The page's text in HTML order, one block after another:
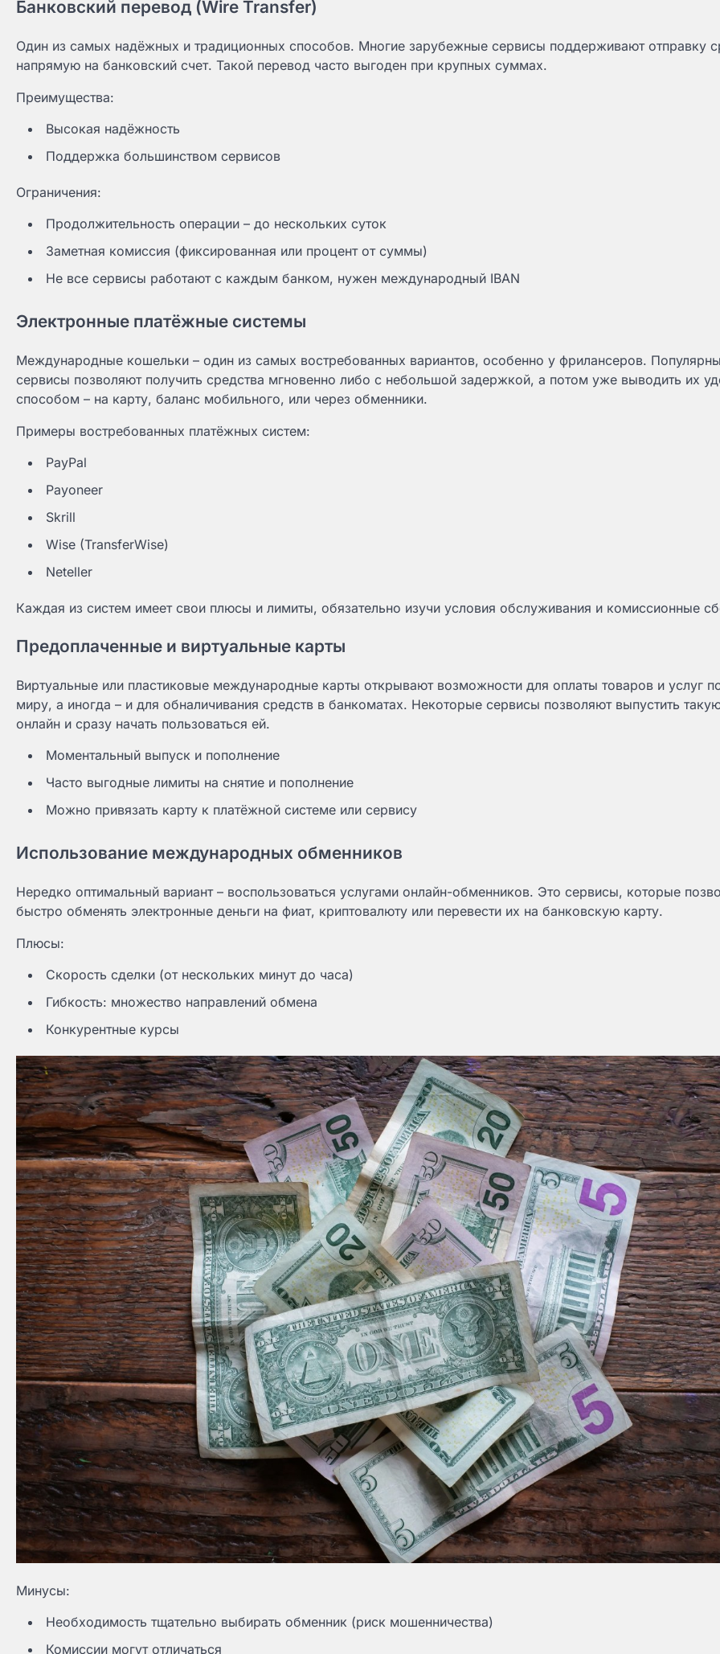
Банковский перевод (Wire Transfer)
Один из самых надёжных и традиционных способов. Многие зарубежные сервисы поддерживают отправку
напрямую на банковский счет. Такой перевод часто выгоден при крупных суммах.
Преимущества:
Высокая надёжность
Поддержка большинством сервисов
Ограничения:
Продолжительность операции – до нескольких суток
Заметная комиссия (фиксированная или процент от суммы)
Не все сервисы работают с каждым банком, нужен международный IBAN
Электронные платёжные системы
Международные кошельки – один из самых востребованных вариантов, особенно у фрилансеров.
сервисы позволяют получить средства мгновенно либо с небольшой задержкой, а потом уже выводить их
способом – на карту, баланс мобильного, или через обменники.
Примеры востребованных платёжных систем:
PayPal
Payoneer
Skrill
Wise (TransferWise)
Neteller
Каждая из систем имеет свои плюсы и лимиты, обязательно изучи условия обслуживания и комиссионные
Предоплаченные и виртуальные карты
Виртуальные или пластиковые международные карты открывают возможности для оплаты товаров и услуг
миру, а иногда – и для обналичивания средств в банкоматах. Некоторые сервисы позволяют выпустить
онлайн и сразу начать пользоваться ей.
Моментальный выпуск и пополнение
Часто выгодные лимиты на снятие и пополнение
Можно привязать карту к платёжной системе или сервису
Использование международных обменников
Нередко оптимальный вариант – воспользоваться услугами онлайн-обменников. Это сервисы, которые
быстро обменять электронные деньги на фиат, криптовалюту или перевести их на банковскую карту.
Плюсы:
Скорость сделки (от нескольких минут до часа)
Гибкость: множество направлений обмена
Конкурентные курсы
Минусы:
Необходимость тщательно выбирать обменник (риск мошенничества)
Комиссии могут отличаться